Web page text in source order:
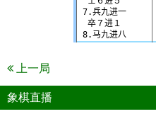
上一局
象棋直播